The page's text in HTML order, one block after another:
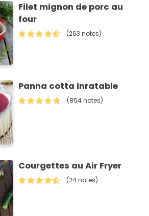
Filet mignon de porc au
four
(263 notes)
Panna cotta inratable
(854 notes)
Courgettes au Air Fryer
(24 notes)